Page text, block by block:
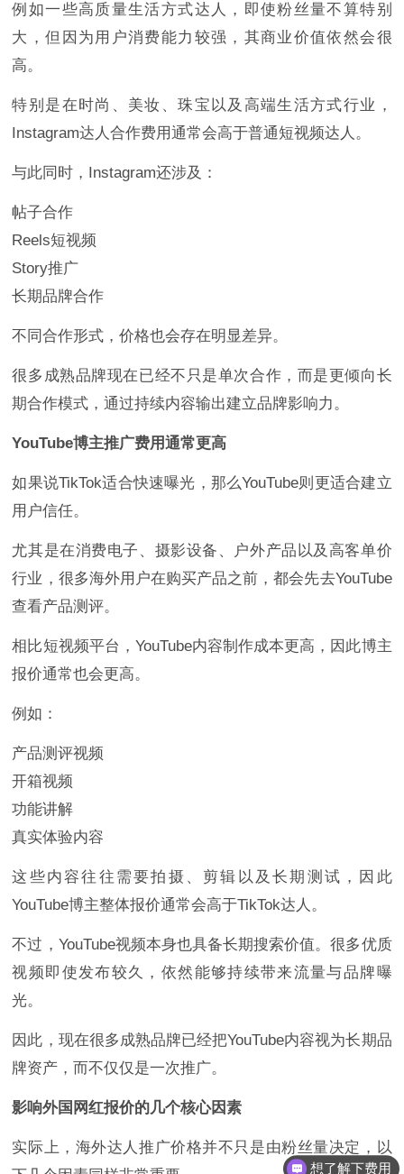
例如一些高质量生活方式达人，即使粉丝量不算特别
大，但因为用户消费能力较强，其商业价值依然会很
高。
特别是在时尚、美妆、珠宝以及高端生活方式行业，
Instagram达人合作费用通常会高于普通短视频达人。
与此同时，Instagram还涉及：
帖子合作
Reels短视频
Story推广
长期品牌合作
不同合作形式，价格也会存在明显差异。
很多成熟品牌现在已经不只是单次合作，而是更倾向长
期合作模式，通过持续内容输出建立品牌影响力。
YouTube博主推广费用通常更高
如果说TikTok适合快速曝光，那么YouTube则更适合建立
用户信任。
尤其是在消费电子、摄影设备、户外产品以及高客单价
行业，很多海外用户在购买产品之前，都会先去YouTube
查看产品测评。
相比短视频平台，YouTube内容制作成本更高，因此博主
报价通常也会更高。
例如：
产品测评视频
开箱视频
功能讲解
真实体验内容
这些内容往往需要拍摄、剪辑以及长期测试，因此
YouTube博主整体报价通常会高于TikTok达人。
不过，YouTube视频本身也具备长期搜索价值。很多优质
视频即使发布较久，依然能够持续带来流量与品牌曝
光。
因此，现在很多成熟品牌已经把YouTube内容视为长期品
牌资产，而不仅仅是一次推广。
影响外国网红报价的几个核心因素
实际上，海外达人推广价格并不只是由粉丝量决定，以
想了解下费用